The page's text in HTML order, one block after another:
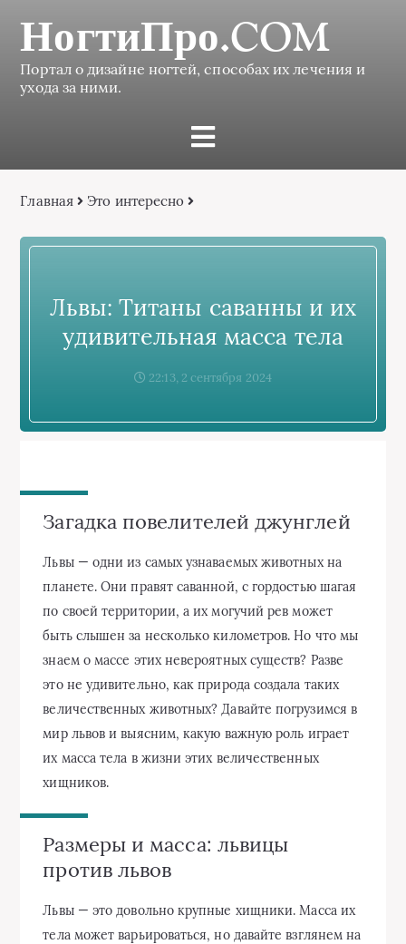
НогтиПро.COM
Портал о дизайне ногтей, способах их лечения и
ухода за ними.
Главная Это интересно
Львы: Титаны саванны и их
удивительная масса тела
22:13, 2 сентября 2024
Загадка повелителей джунглей
Львы — одни из самых узнаваемых животных на
планете. Они правят саванной, с гордостью шагая
по своей территории, а их могучий рев может
быть слышен за несколько километров. Но что мы
знаем о массе этих невероятных существ? Разве
это не удивительно, как природа создала таких
величественных животных? Давайте погрузимся в
мир львов и выясним, какую важную роль играет
их масса тела в жизни этих величественных
хищников.
Размеры и масса: львицы
против львов
Львы — это довольно крупные хищники. Масса их
тела может варьироваться, но давайте взглянем на